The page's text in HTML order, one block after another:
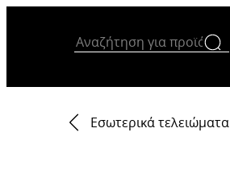
Εσωτερικά τελειώματα